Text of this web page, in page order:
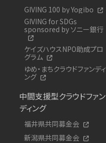
GIVING 100 by Yogibo
GIVING for SDGs
sponsored by ソニー銀行
ケイズハウスNPO助成プロ
グラム
ゆめ・まちクラウドファンディ
ング
中間支援型クラウドファン
ディング
福井県共同募金会
新潟県共同募金会